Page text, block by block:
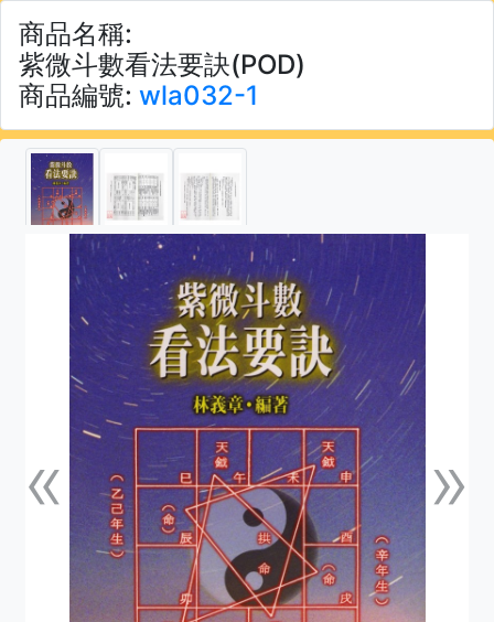
商品名稱:
紫微斗數看法要訣(POD)
商品編號: wla032-1
«上一張 »下一